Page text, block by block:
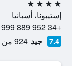
4 نجوم
إستيبونا، أسبانيا
+34 952 889 999
7.4 جيد 924 من التقييمات تم التحقق منها